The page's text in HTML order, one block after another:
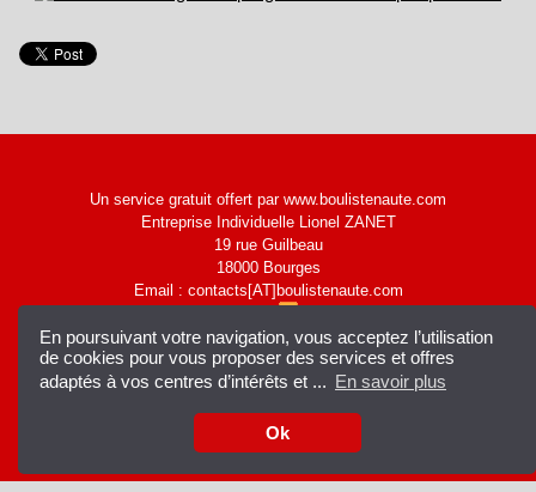
En poursuivant votre navigation, vous acceptez l’utilisation
de cookies pour vous proposer des services et offres
adaptés à vos centres d’intérêts et ... En savoir plus
Ok
Un service gratuit offert par www.boulistenaute.com
Entreprise Individuelle Lionel ZANET
19 rue Guilbeau
18000 Bourges
Email : contacts[AT]boulistenaute.com
Dailymotion Twitter Mobile